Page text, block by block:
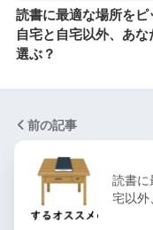
読書に最適な場所をピ
自宅と自宅以外、あ
選ぶ？
前の記事
読書に
宅以外